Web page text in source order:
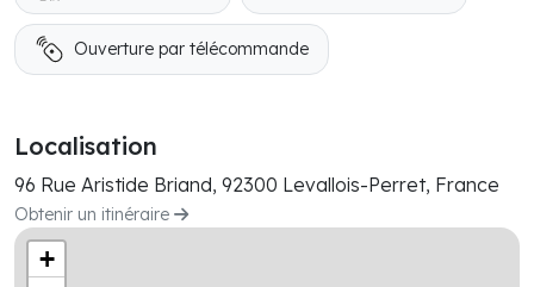
Ouverture par télécommande
Localisation
96 Rue Aristide Briand, 92300 Levallois-Perret, France
Obtenir un itinéraire
+